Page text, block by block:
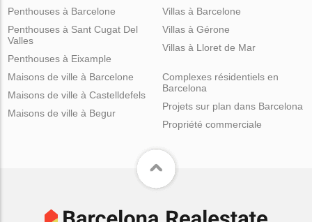
Penthouses à Barcelone
Penthouses à Sant Cugat Del
Valles
Penthouses à Eixample
Villas à Barcelone
Villas à Gérone
Villas à Lloret de Mar
Maisons de ville à Barcelone
Maisons de ville à Castelldefels
Maisons de ville à Begur
Complexes résidentiels en
Barcelona
Projets sur plan dans Barcelona
Propriété commerciale